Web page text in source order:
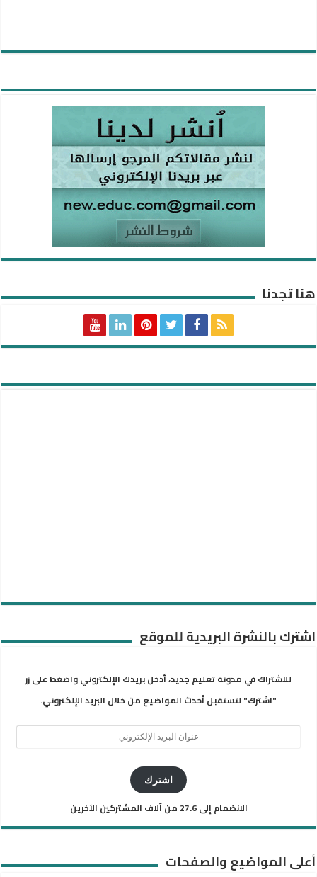
هنا تجدنا
اشترك بالنشرة البريدية للموقع
للاشتراك في مدونة تعليم جديد، أدخل بريدك الإلكتروني واضغط على زر
"اشترك" لتستقبل أحدث المواضيع من خلال البريد الإلكتروني.
اشترك
الانضمام إلى 27.6 من آلاف المشتركين الآخرين
أعلى المواضيع والصفحات